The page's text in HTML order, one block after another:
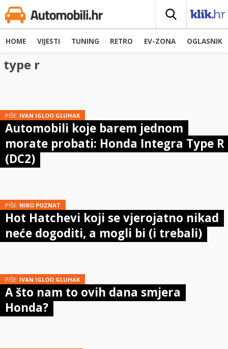
HOME VIJESTI TUNING RETRO EV-ZONA OGLASNIK
type r
PIŠE: IVAN IGLOO GLUHAK
Automobili koje barem jednom
morate probati: Honda Integra Type R
(DC2)
PIŠE: NIKO POZNAT
Hot Hatchevi koji se vjerojatno nikad
neće dogoditi, a mogli bi (i trebali)
PIŠE: IVAN IGLOO GLUHAK
A što nam to ovih dana smjera
Honda?